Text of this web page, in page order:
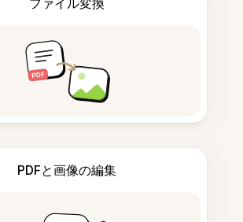
ファイル変換
PDFと画像の編集